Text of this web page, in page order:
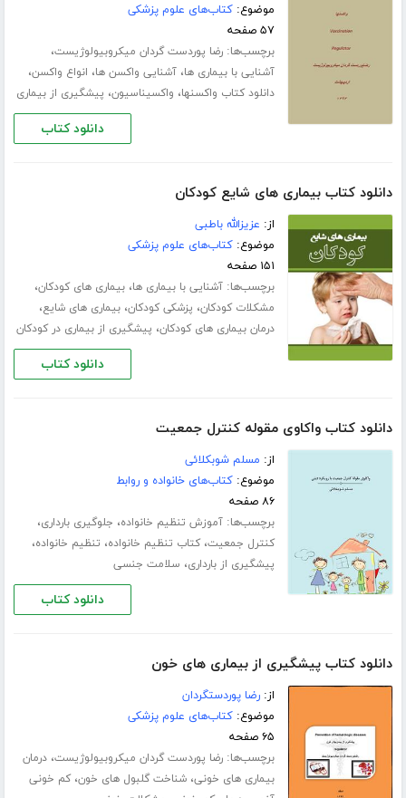
موضوع:کتاب‌های علوم پزشکی
۵۷ صفحه
برچسب‌ها:رضا پوردست گردان میکروبیولوژیست،
آشنایی با بیماری ها،آشنایی واکسن ها، انواع واکسن،
دانلود کتاب واکسنها، واکسیناسیون، پیشگیری از بیماری
دانلود کتاب
دانلود کتاب بیماری های شایع کودکان
از: عزیزالله باطبی
موضوع:کتاب‌های علوم پزشکی
۱۵۱ صفحه
برچسب‌ها:آشنایی با بیماری ها،بیماری های کودکان،
مشکلات کودکان، پزشکی کودکان،بیماری های شایع،
درمان بیماری های کودکان، پیشگیری از بیماری در کودکان
دانلود کتاب
دانلود کتاب واکاوی مقوله کنترل جمعیت
از: مسلم شوبکلائی
موضوع:کتاب‌های خانواده و روابط
۸۶ صفحه
برچسب‌ها:آموزش تنظیم خانواده، جلوگیری بارداری،
کنترل جمعیت،کتاب تنظیم خانواده، تنظیم خانواده،
پیشگیری از بارداری، سلامت جنسی
دانلود کتاب
دانلود کتاب پیشگیری از بیماری های خون
از:رضا پوردستگردان
موضوع:کتاب‌های علوم پزشکی
۶۵ صفحه
برچسب‌ها:رضا پوردست گردان میکروبیولوژیست،درمان
بیماری های خونی،شناخت گلبول های خون،کم خونی